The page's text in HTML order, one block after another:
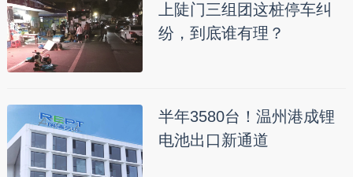
上陡门三组团这桩停车纠
纷，到底谁有理？
半年3580台！温州港成锂
电池出口新通道